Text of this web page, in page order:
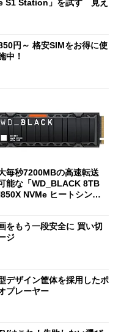
S1 Station」を試す 見え
円～ 格安SIMをお得に使
中！
毎秒7200MBの高速転送
能な「WD_BLACK 8TB
NVMe ヒートシンク
をもう一段安全に 買い切
ジ
デザイン筐体を採用したポ
プレーヤー